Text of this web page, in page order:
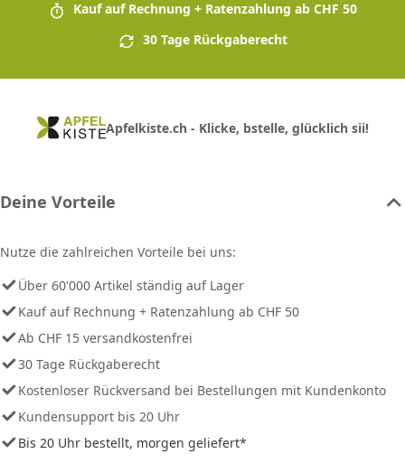
Kauf auf Rechnung + Ratenzahlung ab CHF 50
30 Tage Rückgaberecht
Apfelkiste.ch - Klicke, bstelle, glücklich sii!
Deine Vorteile
Nutze die zahlreichen Vorteile bei uns:
Über 60'000 Artikel ständig auf Lager
Kauf auf Rechnung + Ratenzahlung ab CHF 50
Ab CHF 15 versandkostenfrei
30 Tage Rückgaberecht
Kostenloser Rückversand bei Bestellungen mit Kundenkonto
Kundensupport bis 20 Uhr
Bis 20 Uhr bestellt, morgen geliefert*